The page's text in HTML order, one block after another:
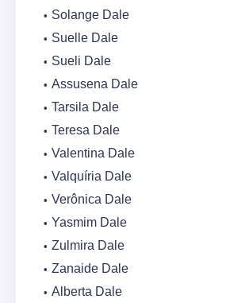
Solange Dale
Suelle Dale
Sueli Dale
Assusena Dale
Tarsila Dale
Teresa Dale
Valentina Dale
Valquíria Dale
Verônica Dale
Yasmim Dale
Zulmira Dale
Zanaide Dale
Alberta Dale